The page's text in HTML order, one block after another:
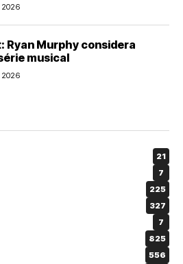
2026
Ryan Murphy considera
musical
2026
21
7
225
327
7
825
556